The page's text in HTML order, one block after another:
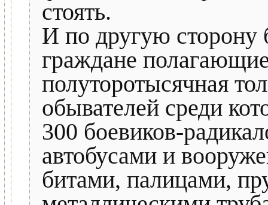
стоять.
И по другую сторону
граждане
полуторотысячная
обывателей среди
300 боевиков-
автобусами и
битами, палицами,